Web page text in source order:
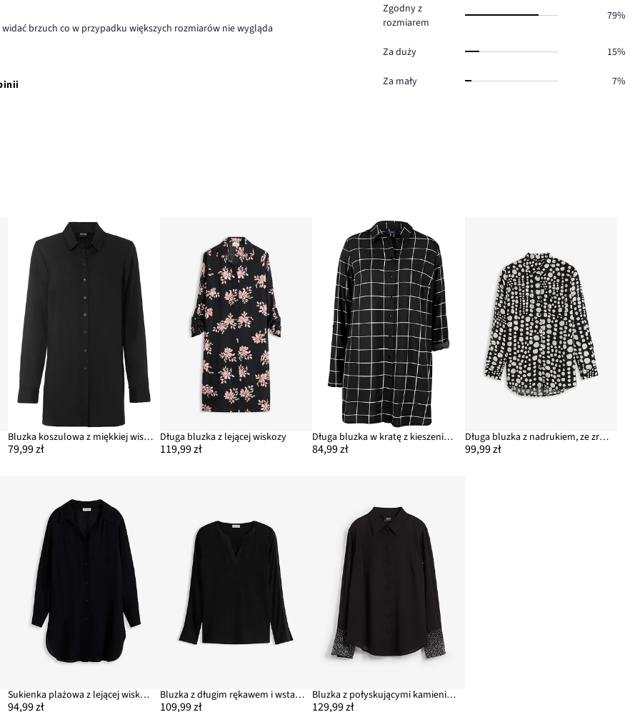
brzuch co w przypadku większych rozmiarów nie wygląda
Zgodny z
rozmiarem
79%
Za duży 15%
Za mały 7%
Bluzka koszulowa z miękkiej wiskozy
79,99 zł
Długa bluzka z lejącej wiskozy
119,99 zł
Długa bluzka w kratę z kieszeniami
84,99 zł
Długa bluzka z nadrukiem, ze zrównoważonej wiskozy
99,99 zł
Sukienka plażowa z lejącej wiskozy
94,99 zł
Bluzka z długim rękawem i wstawką z satyny
109,99 zł
Bluzka z połyskującymi kamieniami
129,99 zł